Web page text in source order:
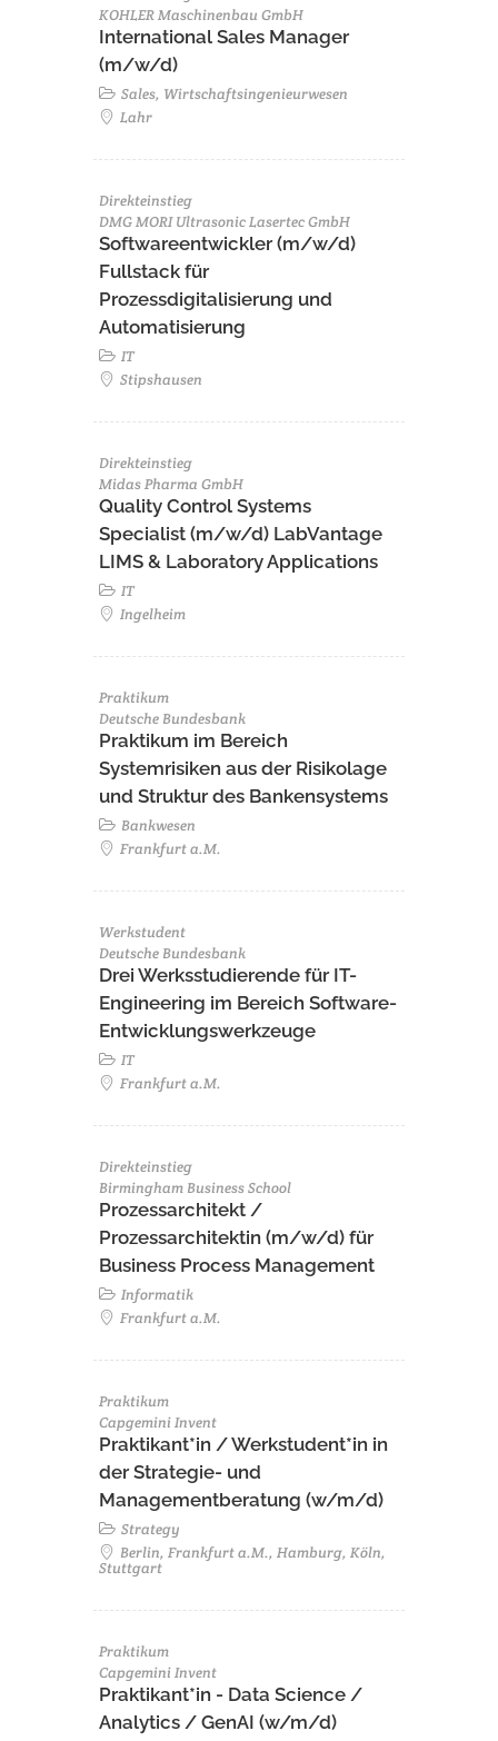
KOHLER Maschinenbau GmbH
International Sales Manager
(m/w/d)
Sales, Wirtschaftsingenieurwesen
Lahr
Direkteinstieg
DMG MORI Ultrasonic Lasertec GmbH
Softwareentwickler (m/w/d)
Fullstack für
Prozessdigitalisierung und
Automatisierung
IT
Stipshausen
Direkteinstieg
Midas Pharma GmbH
Quality Control Systems
Specialist (m/w/d) LabVantage
LIMS & Laboratory Applications
IT
Ingelheim
Praktikum
Deutsche Bundesbank
Praktikum im Bereich
Systemrisiken aus der Risikolage
und Struktur des Bankensystems
Bankwesen
Frankfurt a.M.
Werkstudent
Deutsche Bundesbank
Drei Werksstudierende für IT-
Engineering im Bereich Software-
Entwicklungswerkzeuge
IT
Frankfurt a.M.
Direkteinstieg
Birmingham Business School
Prozessarchitekt /
Prozessarchitektin (m/w/d) für
Business Process Management
Informatik
Frankfurt a.M.
Praktikum
Capgemini Invent
Praktikant*in / Werkstudent*in in
der Strategie- und
Managementberatung (w/m/d)
Strategy
Berlin, Frankfurt a.M., Hamburg, Köln,
Stuttgart
Praktikum
Capgemini Invent
Praktikant*in - Data Science /
Analytics / GenAI (w/m/d)